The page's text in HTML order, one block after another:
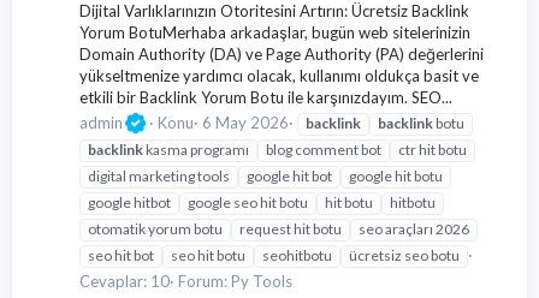
Dijital Varlıklarınızın Otoritesini Artırın: Ücretsiz Backlink
Yorum BotuMerhaba arkadaşlar, bugün web sitelerinizin
Domain Authority (DA) ve Page Authority (PA) değerlerini
yükseltmenize yardımcı olacak, kullanımı oldukça basit ve
etkili bir Backlink Yorum Botu ile karşınızdayım. SEO...
admin
Konu 6 May 2026 backlink backlinkbotu
backlinkkasma programı blog comment bot
ctr hit botu
digital marketing tools
google hit bot
google hit botu
google hitbot
google seo hit botu hit botu
hitbotu
otomatik yorum botu
request hit botu
seo araçları 2026
seo hit bot
seo hit botu seohitbotu ücretsiz seo botu
Cevaplar: 10 Forum: Py Tools